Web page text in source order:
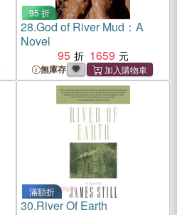
95 折
28.God of River Mud：A
Novel
95
1659
無庫存
滿額折
30.River Of Earth